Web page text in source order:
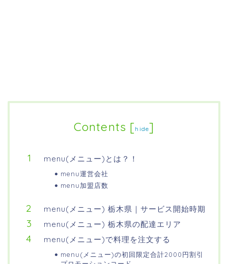
Contents [hide]
menu(メニュー)とは？！
menu運営会社
menu加盟店数
menu(メニュー) 栃木県｜サービス開始時期
menu(メニュー) 栃木県の配達エリア
menu(メニュー)で料理を注文する
menu(メニュー)の初回限定合計2000円割引